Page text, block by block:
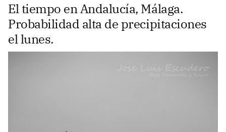
El tiempo en Andalucía, Málaga.
Probabilidad alta de precipitaciones
el lunes.